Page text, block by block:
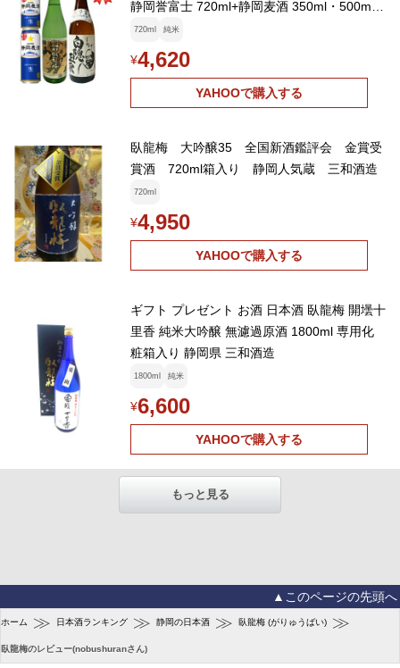
静岡誉富士 720ml+静岡麦酒 350ml・500ml
缶 プレゼント
720ml 純米
¥4,620
YAHOOで購入する
臥龍梅 大吟醸35 全国新酒鑑評会 金賞受
賞酒 720ml箱入り 静岡人気蔵 三和酒造
720ml
¥4,950
YAHOOで購入する
ギフト プレゼント お酒 日本酒 臥龍梅 開壜十
里香 純米大吟醸 無濾過原酒 1800ml 専用化
粧箱入り 静岡県 三和酒造
1800ml 純米
¥6,600
YAHOOで購入する
もっと見る
▲このページの先頭へ
ホーム ≫ 日本酒ランキング ≫ 静岡の日本酒 ≫ 臥龍梅 (がりゅうばい) ≫
臥龍梅のレビュー(nobushuranさん)